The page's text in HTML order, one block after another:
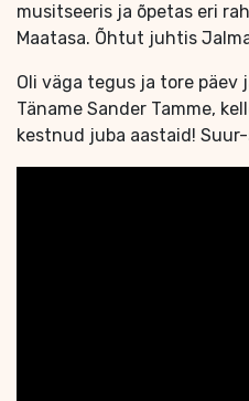
musitseeris ja õpetas eri
Maatasa. Õhtut juhtis
Oli väga tegus ja tore päev
Täname Sander Tamme,
kestnud juba aastaid!